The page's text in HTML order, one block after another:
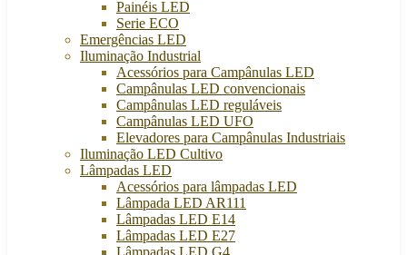
Painéis LED
Serie ECO
Emergências LED
Iluminação Industrial
Acessórios para Campânulas LED
Campânulas LED convencionais
Campânulas LED reguláveis
Campânulas LED UFO
Elevadores para Campânulas Industriais
Iluminação LED Cultivo
Lâmpadas LED
Acessórios para lâmpadas LED
Lâmpada LED AR111
Lâmpadas LED E14
Lâmpadas LED E27
Lâmpadas LED G4